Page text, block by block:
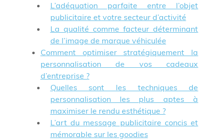
L’adéquation parfaite entre l’objet
publicitaire et votre secteur d’activité
La qualité comme facteur déterminant
de l’image de marque véhiculée
Comment optimiser stratégiquement la
personnalisation de vos cadeaux
d’entreprise ?
Quelles sont les techniques de
personnalisation les plus aptes à
maximiser le rendu esthétique ?
L’art du message publicitaire concis et
mémorable sur les goodies